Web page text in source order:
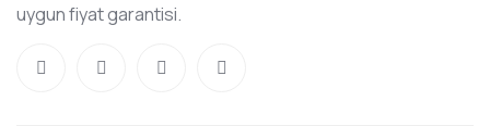
uygun fiyat garantisi.